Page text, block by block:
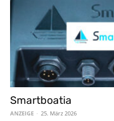
Smartboatia
ANZEIGE - 25. März 2026